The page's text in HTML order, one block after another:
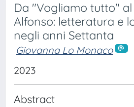
Da "Vogliamo tutto"
Alfonso: letteratura e
negli anni Settanta
Giovanna Lo Monaco
2023
Abstract